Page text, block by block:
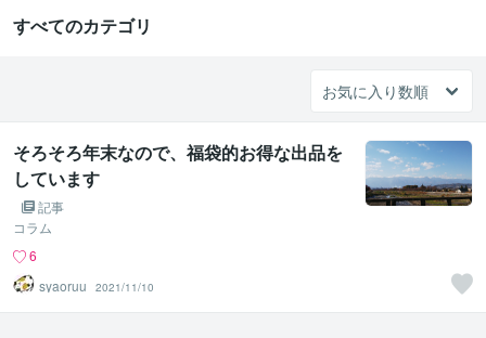
すべてのカテゴリ
そろそろ年末なので、福袋的お得な出品を
しています
記事
コラム
6
syaoruu
2021/11/10